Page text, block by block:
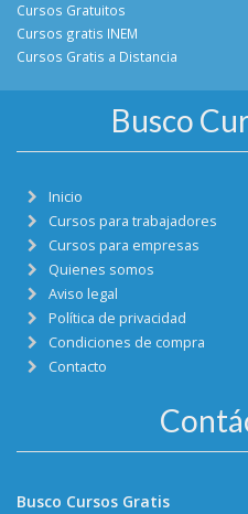
Cursos Gratuitos
Cursos gratis INEM
Cursos Gratis a Distancia
Busco
Inicio
Cursos para trabajadores
Cursos para empresas
Quienes somos
Aviso legal
Política de privacidad
Condiciones de compra
Contacto
Busco Cursos Gratis